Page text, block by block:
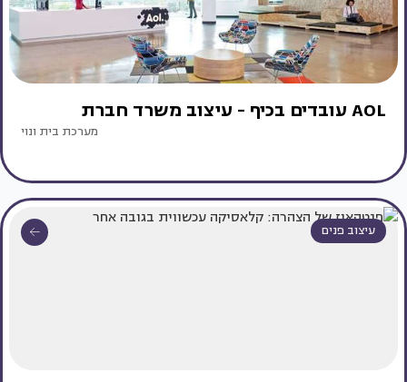
AOL עובדים בכיף - עיצוב משרד חברת
מערכת בית ונוי
עיצוב פנים